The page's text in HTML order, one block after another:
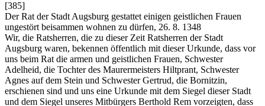
[385]
Der Rat der Stadt Augsburg gestattet einigen geistlichen Frauen
ungestört beisammen wohnen zu dürfen, 26. 8. 1348
Wir, die Ratsherren, die zu dieser Zeit Ratsherren der Stadt
Augsburg waren, bekennen öffentlich mit dieser Urkunde, dass vor
uns beim Rat die armen und geistlichen Frauen, Schwester
Adelheid, die Tochter des Maurermeisters Hiltprant, Schwester
Agnes auf dem Stein und Schwester Gertrud, die Bornitzin,
erschienen sind und uns eine Urkunde mit dem Siegel dieser Stadt
und dem Siegel unseres Mitbürgers Berthold Rem vorzeigten, dass